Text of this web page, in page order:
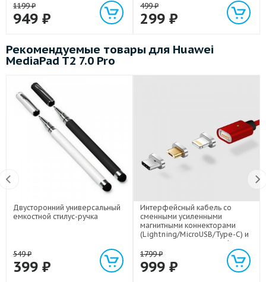
1199₽
949 ₽
499₽
299 ₽
Рекомендуемые товары для Huawei
MediaPad T2 7.0 Pro
Двусторонний универсальный
емкостной стилус-ручка
549₽
399 ₽
Интерфейсный кабель со
сменными усиленными
магнитными коннекторами
(Lightning/MicroUSB/Type-C) и
световым индикатором 1м
1799₽
999 ₽